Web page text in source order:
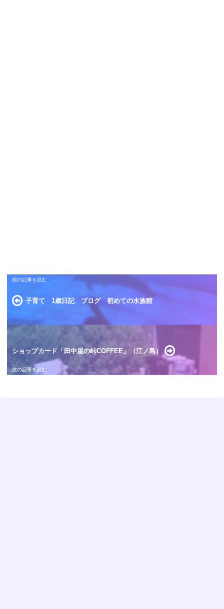
子育て 1歳日記 ブログ 初めての水族館
ショップカード「田中屋の峠COFFEE」（江ノ島）